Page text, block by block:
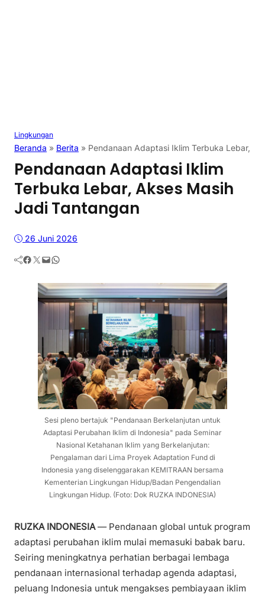
Lingkungan
Beranda » Berita » Pendanaan Adaptasi Iklim Terbuka Lebar,
Pendanaan Adaptasi Iklim
Terbuka Lebar, Akses Masih
Jadi Tantangan
26 Juni 2026
Facebook Twitter Mail WhatsApp
Sesi pleno bertajuk "Pendanaan Berkelanjutan untuk
Adaptasi Perubahan Iklim di Indonesia" pada Seminar
Nasional Ketahanan Iklim yang Berkelanjutan:
Pengalaman dari Lima Proyek Adaptation Fund di
Indonesia yang diselenggarakan KEMITRAAN bersama
Kementerian Lingkungan Hidup/Badan Pengendalian
Lingkungan Hidup. (Foto: Dok RUZKA INDONESIA)
RUZKA INDONESIA— Pendanaan global untuk program
adaptasi perubahan iklim mulai memasuki babak baru.
Seiring meningkatnya perhatian berbagai lembaga
pendanaan internasional terhadap agenda adaptasi,
peluang Indonesia untuk mengakses pembiayaan iklim